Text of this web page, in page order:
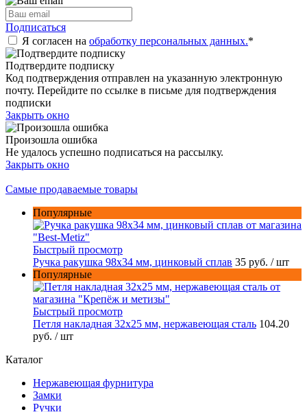
Подписаться
Я согласен на обработку персональных данных.*
Подтвердите подписку
Код подтверждения отправлен на указанную электронную
почту. Перейдите по ссылке в письме для подтверждения
подписки
Закрыть окно
Произошла ошибка
Не удалось успешно подписаться на рассылку.
Закрыть окно
Самые продаваемые товары
Популярные
Быстрый просмотр
Ручка ракушка 98x34 мм, цинковый сплав 35 руб. / шт
Популярные
Быстрый просмотр
Петля накладная 32х25 мм, нержавеющая сталь 104.20
руб. / шт
Каталог
Нержавеющая фурнитура
Замки
Ручки